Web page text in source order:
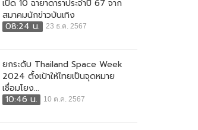
เปิด 10 ฉายาดาราประจำปี 67 จาก
สมาคมนักข่าวบันเทิง
08:24 น.
23 ธ.ค. 2567
ยกระดับ Thailand Space Week
2024 ตั้งเป้าให้ไทยเป็นจุดหมาย
เชื่อมโยง...
10:46 น.
10 ต.ค. 2567